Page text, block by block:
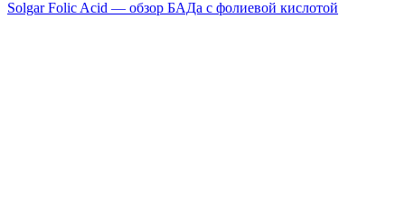
Solgar Folic Acid — обзор БАДа с фолиевой кислотой